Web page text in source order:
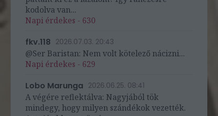
kodolva van...
Napi érdekes - 630
fkv.118 2026.07.03. 20:43
@Ser Baristan: Nem volt kötelező nácizni...
Napi érdekes - 629
Lobo Marunga 2026.06.25. 08:41
A végére reflektálva: Nagyjából tök
mindegy, hogy milyen szándékok vezették.